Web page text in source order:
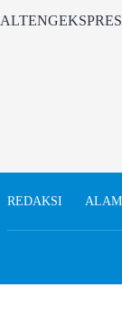
REDAKSI